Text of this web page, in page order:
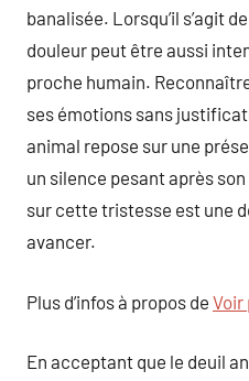
banalisée. Lorsqu’il s’agit
douleur peut être aussi
proche humain.
ses émotions sans
animal repose sur une
un silence pesant après
sur cette tristesse est une
avancer.
Plus d’infos à propos de Voir
En acceptant que le deuil